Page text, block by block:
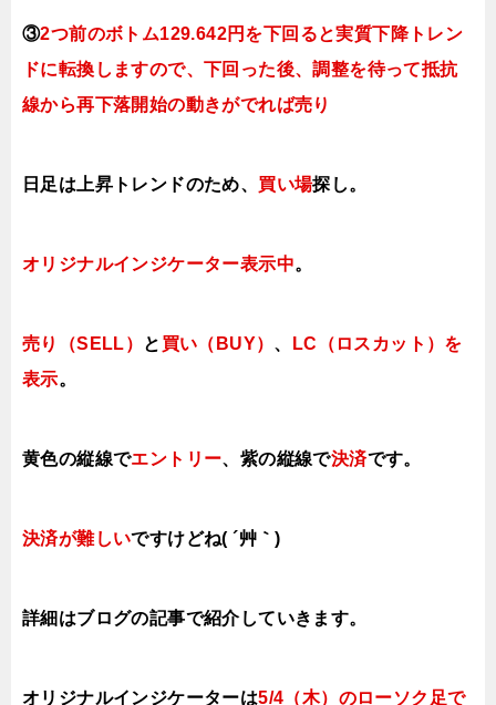
③2つ前のボトム129.642円を下回ると実質下降トレン
ドに転換しますので、下回った後、調整を待って抵抗
線から再下落開始の動きがでれば売り
日足は上昇トレンドのため、 買い場探し。
オリジナルインジケーター表示中。
売り（SELL） と 買い（BUY） 、
LC（ロスカット）を
表示。
黄色の縦線でエントリー、紫の縦線で決済です。
決済が難しいですけどね( ´艸｀)
詳細はブログの記事で紹介していきます。
オリジナルインジケーターは5/4（木） のローソク足で